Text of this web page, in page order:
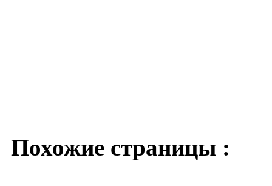
Похожие страницы :